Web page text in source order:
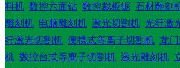
料机 数控六面钻 数控裁板锯 石材雕刻
雕刻机 电脑雕刻机 激光切割机 光纤激
纤激光切割机 便携式等离子切割机 龙
机 数控台式等离子切割机 激光雕刻机